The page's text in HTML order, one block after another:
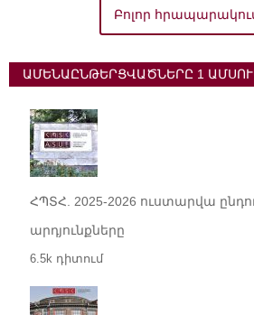
Բոլոր
ԱՄԵՆԱԸՆԹԵՐՑՎԱԾՆԵՐԸ 1
ՀՊՏՀ. 2025-2026 ուստարվա
արդյունքները
6.5k դիտում